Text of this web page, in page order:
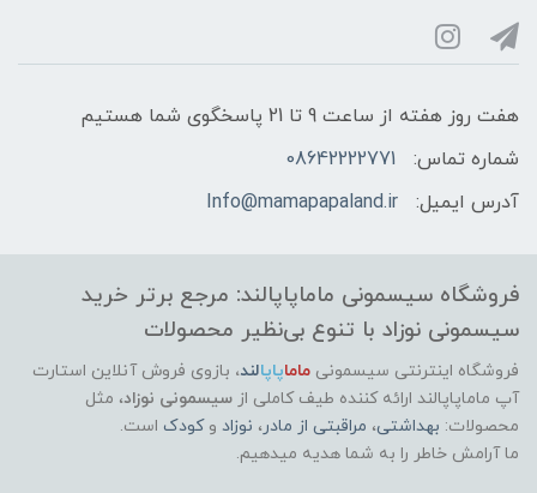
هفت روز هفته از ساعت 9 تا 21 پاسخگوی شما هستیم
شماره تماس:
08642222771
آدرس ایمیل:
Info@mamapapaland.ir
فروشگاه سیسمونی ماماپاپالند: مرجع برتر خرید
سیسمونی نوزاد با تنوع بی‌نظیر محصولات
فروشگاه اینترنتی سیسمونی ماماپاپالند، بازوی فروش آنلاین استارت
آپ ماماپاپالند ارائه کننده طیف کاملی از سیسمونی نوزاد، مثل
محصولات: بهداشتی، مراقبتی از مادر ، نوزاد وکودک است.
ما آرامش خاطر را به شما هدیه میدهیم.